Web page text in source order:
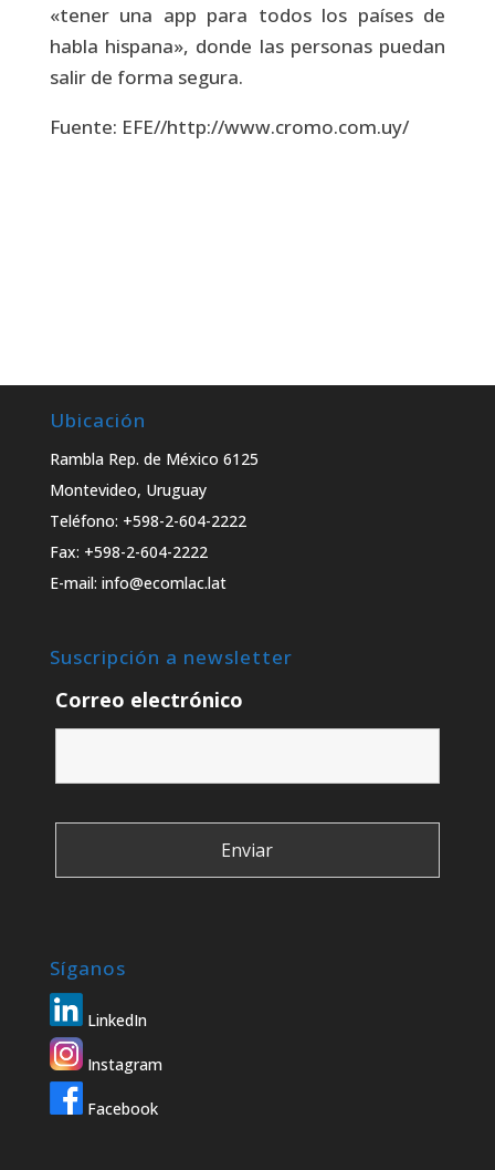
«tener una app para todos los países de
habla hispana», donde las personas puedan
salir de forma segura.
Fuente: EFE//http://www.cromo.com.uy/
Ubicación
Rambla Rep. de México 6125
Montevideo, Uruguay
Teléfono: +598-2-604-2222
Fax: +598-2-604-2222
E-mail: info@ecomlac.lat
Suscripción a newsletter
Correo electrónico
Síganos
LinkedIn
Instagram
Facebook